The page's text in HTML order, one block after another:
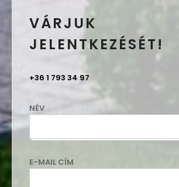
VÁRJUK
JELENTKEZÉSÉT!
+36 1 793 34 97
NÉV
E-MAIL CÍM